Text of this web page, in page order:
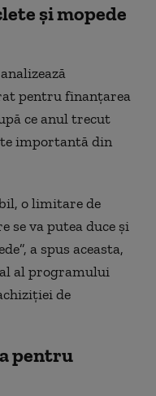
și mopede
pentru finanțarea
ce anul trecut
importantă din
o limitare de
se va putea duce şi
a spus aceasta,
al programului
de
pentru